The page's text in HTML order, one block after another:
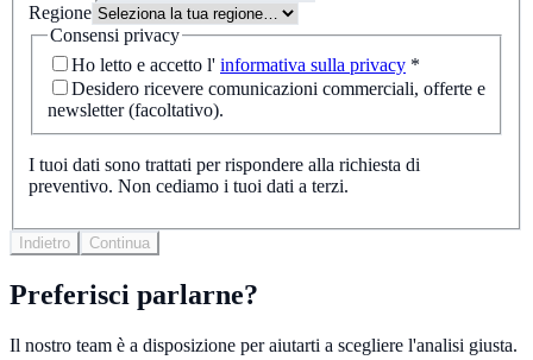
Regione
Consensi privacy
Ho letto e accetto l' informativa sulla privacy *
Desidero ricevere comunicazioni commerciali, offerte e
newsletter (facoltativo).
I tuoi dati sono trattati per rispondere alla richiesta di
preventivo. Non cediamo i tuoi dati a terzi.
Indietro Continua
Preferisci parlarne?
Il nostro team è a disposizione per aiutarti a scegliere l'analisi giusta.